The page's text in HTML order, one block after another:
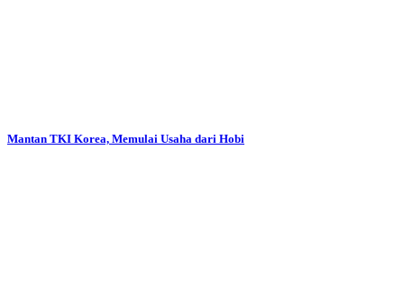
Mantan TKI Korea, Memulai Usaha dari Hobi